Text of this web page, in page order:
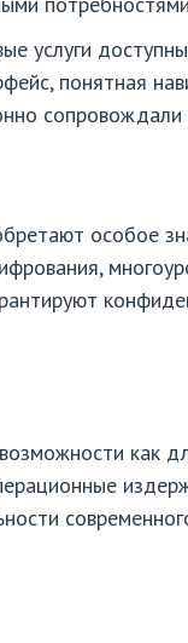
услуги
понятная
сопровождали
особое
как